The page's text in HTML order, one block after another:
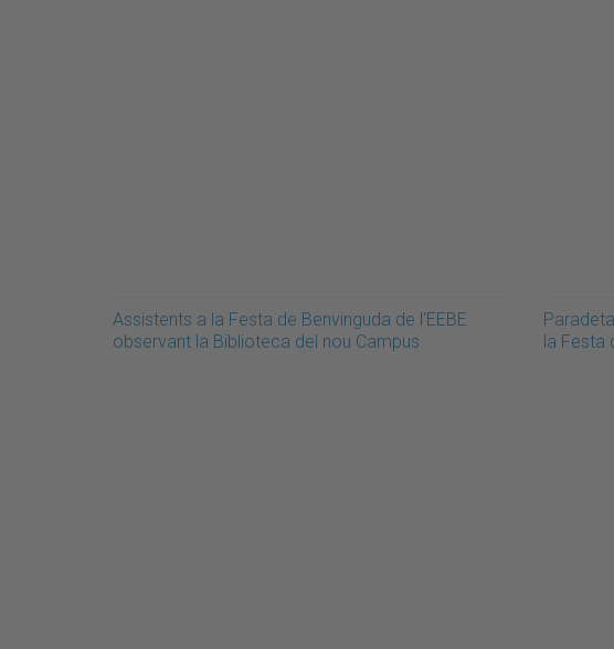
Assistents a la Festa de Benvinguda de l'EEBE
observant la Biblioteca del nou Campus
la Festa